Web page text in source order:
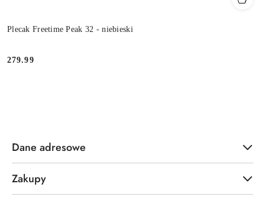
Plecak Freetime Peak 32 - niebieski
Cena:
279.99
Dane adresowe
Zakupy